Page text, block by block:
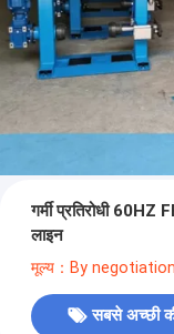
गर्मी प्रतिरोधी
लाइन
मूल्य：By negotiation
सबसे अच्छी